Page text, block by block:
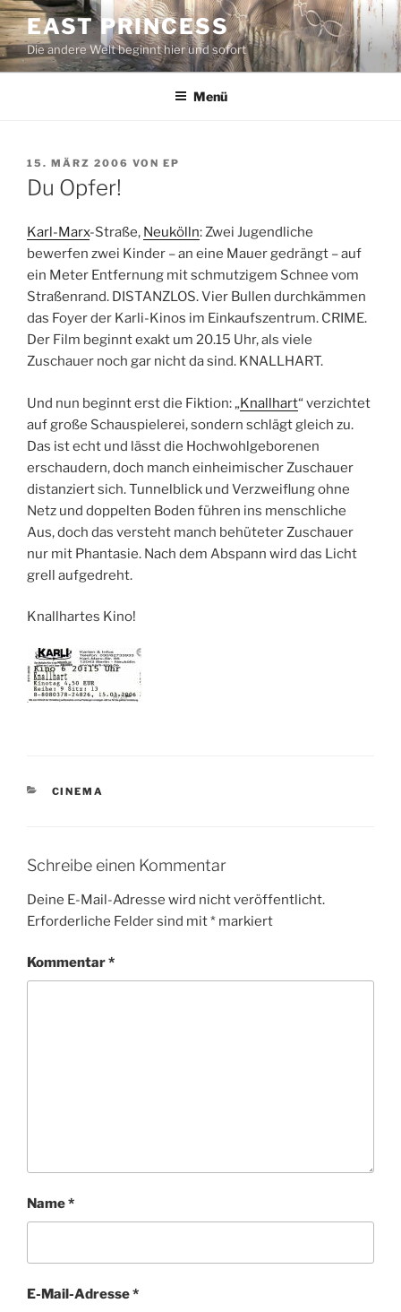
Zum
Inhalt
springen
EAST PRINCESS
Die andere Welt beginnt hier und sofort
Menü
VERÖFFENTLICHT
AM
15. MÄRZ 2006 VON EP
Du Opfer!
Karl-Marx-Straße, Neukölln: Zwei Jugendliche
bewerfen zwei Kinder – an eine Mauer gedrängt – auf
ein Meter Entfernung mit schmutzigem Schnee vom
Straßenrand. DISTANZLOS. Vier Bullen durchkämmen
das Foyer der Karli-Kinos im Einkaufszentrum. CRIME.
Der Film beginnt exakt um 20.15 Uhr, als viele
Zuschauer noch gar nicht da sind. KNALLHART.
Und nun beginnt erst die Fiktion: „Knallhart“ verzichtet
auf große Schauspielerei, sondern schlägt gleich zu.
Das ist echt und lässt die Hochwohlgeborenen
erschaudern, doch manch einheimischer Zuschauer
distanziert sich. Tunnelblick und Verzweiflung ohne
Netz und doppelten Boden führen ins menschliche
Aus, doch das versteht manch behüteter Zuschauer
nur mit Phantasie. Nach dem Abspann wird das Licht
grell aufgedreht.
Knallhartes Kino!
KATEGORIEN
CINEMA
Schreibe einen Kommentar
Deine E-Mail-Adresse wird nicht veröffentlicht.
Erforderliche Felder sind mit* markiert
Kommentar*
Name*
E-Mail-Adresse*